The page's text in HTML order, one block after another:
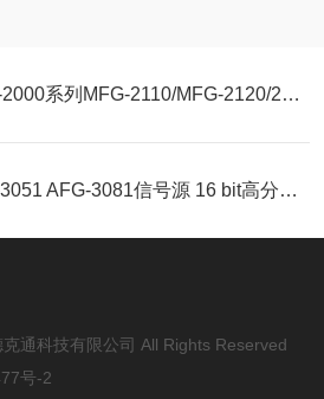
固纬MFG-2000系列MFG-2110/MFG-2120/2120MA 任意波形信号发生器
固纬AFG-3051 AFG-3081信号源 16 bit高分辨率 任意波形函数信号发生器
通科技有限公司 All Rights Reserved
号-2